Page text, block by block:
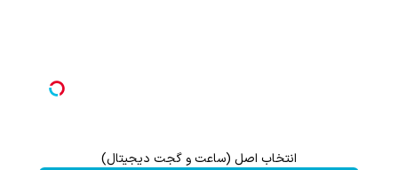
انتخاب اصل (ساعت و گجت دیجیتال)